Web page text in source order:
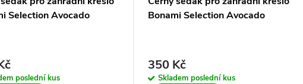
Selection Avocado
poslední kus
Bonami Selection Avocado
350 Kč
Skladem poslední kus